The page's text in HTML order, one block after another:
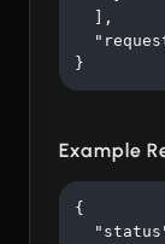
  ],
}
Example
{